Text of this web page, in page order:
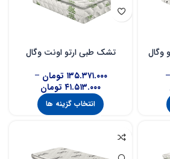
وگال
–
تشک طبی ارتو اونت وگال
۱۳۵.۳۷۱.۰۰۰ تومان –
۴۱.۵۱۳.۰۰۰ تومان
انتخاب گزینه ها